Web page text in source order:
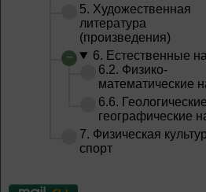
5. Художественная
литература
(произведения)
6. Естественные
6.2. Физико-
математические
6.6.
географические
7. Физическая
спорт